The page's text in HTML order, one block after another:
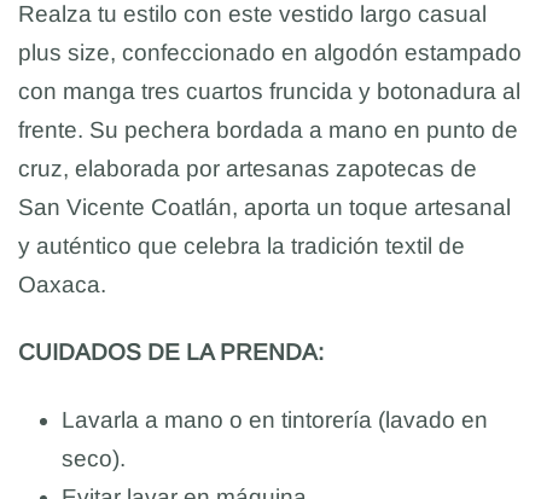
Realza tu estilo con este vestido largo casual
plus size, confeccionado en algodón estampado
con manga tres cuartos fruncida y botonadura al
frente. Su pechera bordada a mano en punto de
cruz, elaborada por artesanas zapotecas de
San Vicente Coatlán, aporta un toque artesanal
y auténtico que celebra la tradición textil de
Oaxaca.
CUIDADOS DE LA PRENDA:
Lavarla a mano o en tintorería (lavado en
seco).